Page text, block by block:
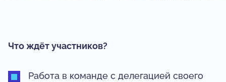
Что ждёт участников?
Работа в команде с делегацией своего